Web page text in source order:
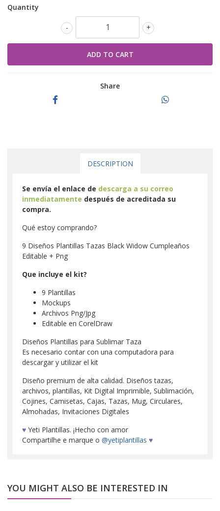
Quantity
+
-
Share
DESCRIPTION
Se envía el enlace de descarga a su correo
inmediatamente después de acreditada su
compra.
Qué estoy comprando?
9 Diseños Plantillas Tazas Black Widow Cumpleaños
Editable + Png
Que incluye el kit?
9 Plantillas
Mockups
Archivos Png/Jpg
Editable en CorelDraw
Diseños Plantillas para Sublimar Taza
Es necesario contar con una computadora para
descargar y utilizar el kit
Diseño premium de alta calidad. Diseños tazas,
archivos, plantillas, Kit Digital Imprimible, Sublimación,
Cojines, Camisetas, Cajas, Tazas, Mug, Circulares,
Almohadas, Invitaciones Digitales
♥ Yeti Plantillas. ¡Hecho con amor
Compartilhe e marque o @yetiplantillas ♥
YOU MIGHT ALSO BE INTERESTED IN